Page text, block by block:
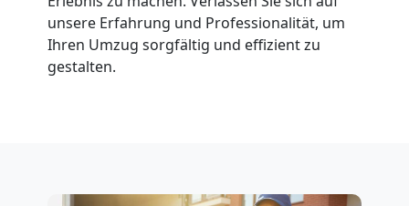
unsere Erfahrung und Professionalität, um
Ihren Umzug sorgfältig und effizient zu
gestalten.
Traun
Übersiedlung
Klaviertransport